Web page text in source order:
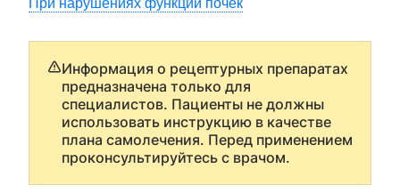
При нарушениях функции почек
Информация о рецептурных препаратах
предназначена только для
специалистов. Пациенты не должны
использовать инструкцию в качестве
плана самолечения. Перед применением
проконсультируйтесь с врачом.